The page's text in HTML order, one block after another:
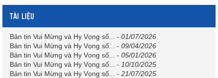
TÀI LIỆU
Bản tin Vui Mừng và Hy Vọng số... - 01/07/2026
Bản tin Vui Mừng và Hy Vọng số...
- 09/04/2026
Bản tin Vui Mừng và Hy Vọng số...
- 05/01/2026
Bản tin Vui Mừng và Hy Vọng số...
- 10/10/2025
Bản tin Vui Mừng và Hy Vọng số...
- 21/07/2025